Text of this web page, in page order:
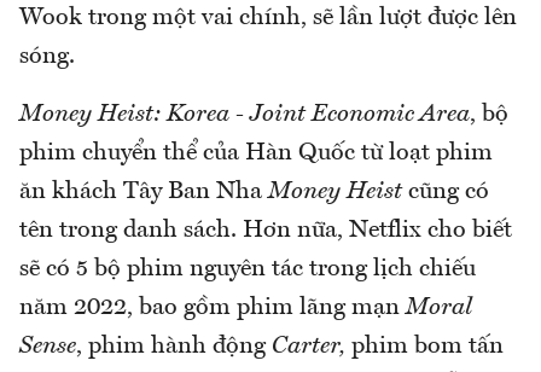
Wook trong một vai chính, sẽ lần lượt được lên
sóng.
Money Heist: Korea - Joint Economic Area, bộ
phim chuyển thể của Hàn Quốc từ loạt phim
ăn khách Tây Ban NhaMoney Heistcũng có
tên trong danh sách. Hơn nữa, Netflix cho biết
sẽ có 5 bộ phim nguyên tác trong lịch chiếu
năm 2022, bao gồm phim lãng mạnMoral
Sense, phim hành động Carter, phim bom tấn